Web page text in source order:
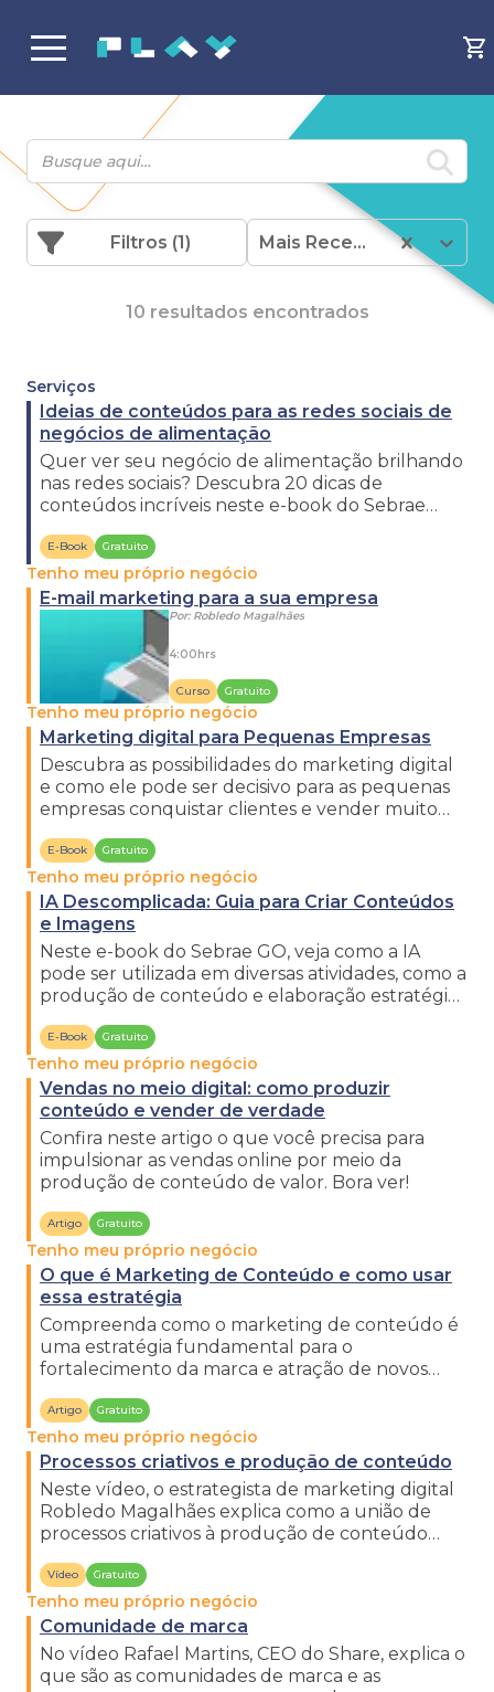
Filtros (1) Mais Recentes
10 resultados encontrados
Serviços
Ideias de conteúdos para as redes sociais de
negócios de alimentação
Quer ver seu negócio de alimentação brilhando
nas redes sociais? Descubra 20 dicas de
conteúdos incríveis neste e-book do Sebrae
E-Book Gratuito
Tenho meu próprio negócio
E-mail marketing para a sua empresa
Por: Robledo Magalhães
4:00hrs
Curso Gratuito
Tenho meu próprio negócio
Marketing digital para Pequenas Empresas
Descubra as possibilidades do marketing digital
e como ele pode ser decisivo para as pequenas
empresas conquistar clientes e vender muito
E-Book Gratuito
Tenho meu próprio negócio
IA Descomplicada: Guia para Criar Conteúdos
e Imagens
Neste e-book do Sebrae GO, veja como a IA
pode ser utilizada em diversas atividades, como a
produção de conteúdo e elaboração estratégica
E-Book Gratuito
Tenho meu próprio negócio
Vendas no meio digital: como produzir
conteúdo e vender de verdade
Confira neste artigo o que você precisa para
impulsionar as vendas online por meio da
produção de conteúdo de valor. Bora ver!
Artigo Gratuito
Tenho meu próprio negócio
O que é Marketing de Conteúdo e como usar
essa estratégia
Compreenda como o marketing de conteúdo é
uma estratégia fundamental para o
fortalecimento da marca e atração de novos
Artigo Gratuito
Tenho meu próprio negócio
Processos criativos e produção de conteúdo
Neste vídeo, o estrategista de marketing digital
Robledo Magalhães explica como a união de
processos criativos à produção de conteúdo
Vídeo Gratuito
Tenho meu próprio negócio
Comunidade de marca
No vídeo Rafael Martins, CEO do Share, explica o
que são as comunidades de marca e as